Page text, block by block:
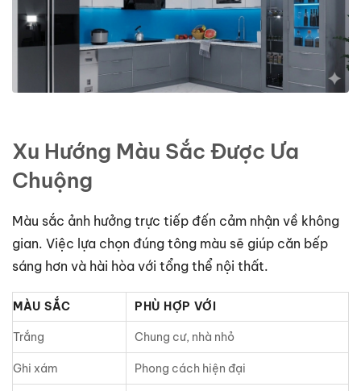
Xu Hướng Màu Sắc Được Ưa
Chuộng
Màu sắc ảnh hưởng trực tiếp đến cảm nhận về không
gian. Việc lựa chọn đúng tông màu sẽ giúp căn bếp
sáng hơn và hài hòa với tổng thể nội thất.
MÀU SẮC PHÙ HỢP VỚI
Trắng Chung cư, nhà nhỏ
Ghi xám Phong cách hiện đại